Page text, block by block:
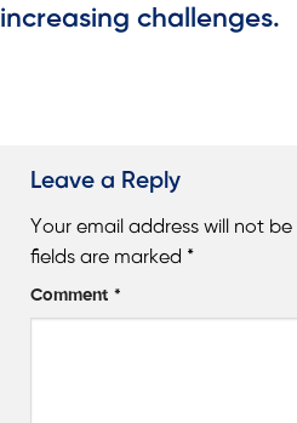
increasing challenges.
Leave a Reply
Your email address will not be
fields are marked *
Comment *